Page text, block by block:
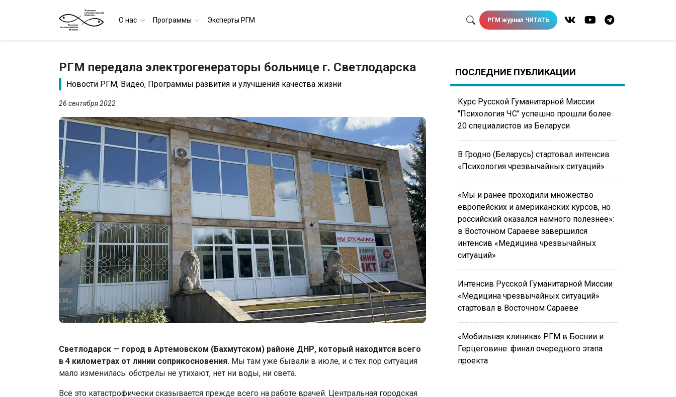
О нас Программы Эксперты РГМ РГМ журнал ЧИТАТЬ
РГМ передала электрогенераторы больнице г. Светлодарска
Новости РГМ, Видео, Программы развития и улучшения качества жизни
26 сентября 2022
Светлодарск — город в Артемовском (Бахмутском) районе ДНР, который находится всего
в 4 километрах от линии соприкосновения. Мы там уже бывали в июле, и с тех пор ситуация
мало изменилась: обстрелы не утихают, нет ни воды, ни света.
Всё это катастрофически сказывается прежде всего на работе врачей. Центральная городская
ПОСЛЕДНИЕ ПУБЛИКАЦИИ
Курс Русской Гуманитарной Миссии
"Психология ЧС" успешно прошли более
20 специалистов из Беларуси
В Гродно (Беларусь) стартовал интенсив
«Психология чрезвычайных ситуаций»
«Мы и ранее проходили множество
европейских и американских курсов, но
российский оказался намного полезнее»:
в Восточном Сараеве завершился
интенсив «Медицина чрезвычайных
ситуаций»
Интенсив Русской Гуманитарной Миссии
«Медицина чрезвычайных ситуаций»
стартовал в Восточном Сараеве
«Мобильная клиника» РГМ в Боснии и
Герцеговине: финал очередного этапа
проекта